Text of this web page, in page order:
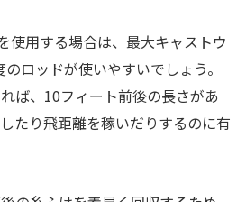
使用する場合は、最大キャストウ
ロッドが使いやすいでしょう。
ば、10フィート前後の長さがあ
たり飛距離を稼いだりするのに有